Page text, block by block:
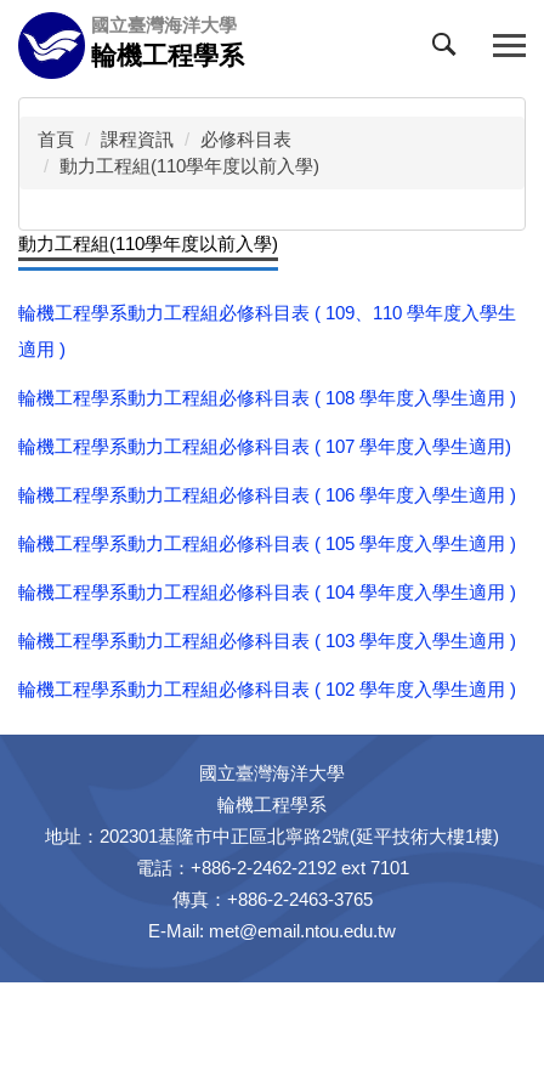
跳
到
主
要
國立臺灣海洋大學
輪機工程學系
首頁 課程資訊
必修科目表
動力工程組(110學年度以前入學)
動力工程組(110學年度以前入學)
輪機工程學系動力工程組必修科目表 ( 109、110 學年度入學生
適用 )
輪機工程學系動力工程組必修科目表 ( 108 學年度入學生適用 )
輪機工程學系動力工程組必修科目表 ( 107 學年度入學生適用)
輪機工程學系動力工程組必修科目表 ( 106 學年度入學生適用 )
輪機工程學系動力工程組必修科目表 ( 105 學年度入學生適用 )
輪機工程學系動力工程組必修科目表 ( 104 學年度入學生適用 )
輪機工程學系動力工程組必修科目表 ( 103 學年度入學生適用 )
輪機工程學系動力工程組必修科目表 ( 102 學年度入學生適用 )
國立臺灣海洋大學
輪機工程學系
地址：202301基隆市中正區北寧路2號(延平技術大樓1樓)
電話：+886-2-2462-2192 ext 7101
傳真：+886-2-2463-3765
E-Mail: met@email.ntou.edu.tw